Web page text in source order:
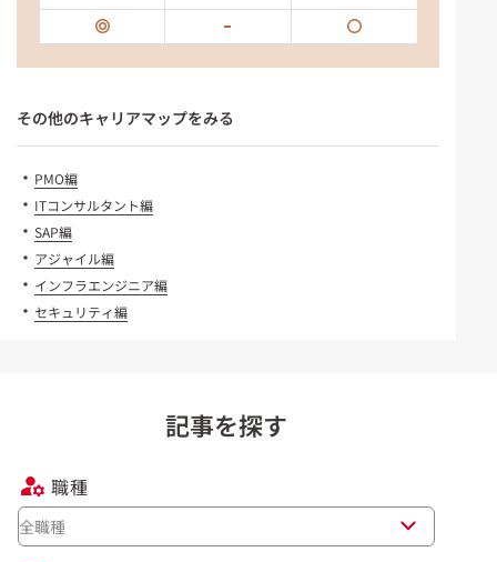
その他のキャリアマップをみる
・ PMO編
・ ITコンサルタント編
・ SAP編
・ アジャイル編
・ インフラエンジニア編
・ セキュリティ編
記事を探す
職種
全職種